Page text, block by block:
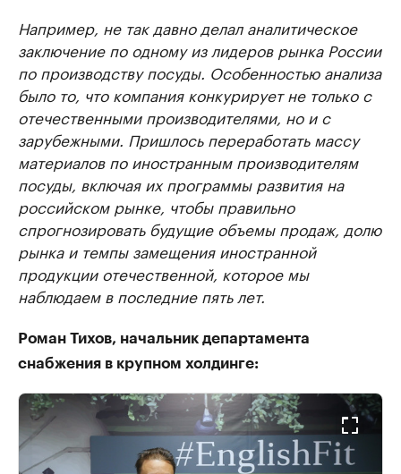
Например, не так давно делал аналитическое
заключение по одному из лидеров рынка России
по производству посуды. Особенностью анализа
было то, что компания конкурирует не только с
отечественными производителями, но и с
зарубежными. Пришлось переработать массу
материалов по иностранным производителям
посуды, включая их программы развития на
российском рынке, чтобы правильно
спрогнозировать будущие объемы продаж, долю
рынка и темпы замещения иностранной
продукции отечественной, которое мы
наблюдаем в последние пять лет.
Роман Тихов, начальник департамента
снабжения в крупном холдинге: